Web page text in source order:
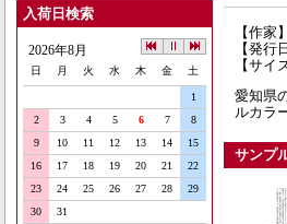
入荷日検索
2026年8月
日 月 火 水 木 金 土
1
2
3 4 5 6 7
8
9
10 11 12 13 14
15
16
17 18 19 20 21
22
23
24 25 26 27 28
29
30
31
【作家】
【発行
【サイ
愛知県
ルカラ
サンプ